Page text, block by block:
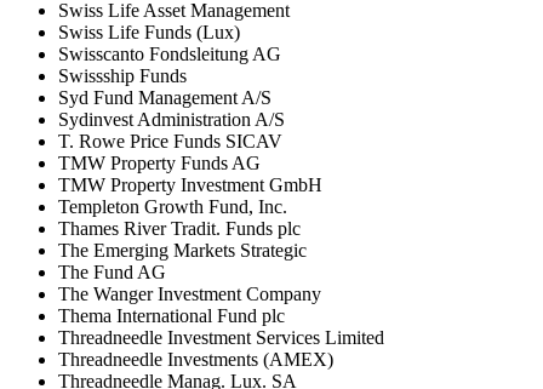
Swiss Life Asset Management
Swiss Life Funds (Lux)
Swisscanto Fondsleitung AG
Swissship Funds
Syd Fund Management A/S
Sydinvest Administration A/S
T. Rowe Price Funds SICAV
TMW Property Funds AG
TMW Property Investment GmbH
Templeton Growth Fund, Inc.
Thames River Tradit. Funds plc
The Emerging Markets Strategic
The Fund AG
The Wanger Investment Company
Thema International Fund plc
Threadneedle Investment Services Limited
Threadneedle Investments (AMEX)
Threadneedle Manag. Lux. SA